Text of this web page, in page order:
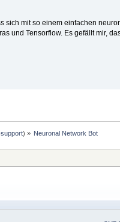
sich mit so einem einfachen
und Tensorflow. Es gefällt mir,
) » Neuronal Network Bot